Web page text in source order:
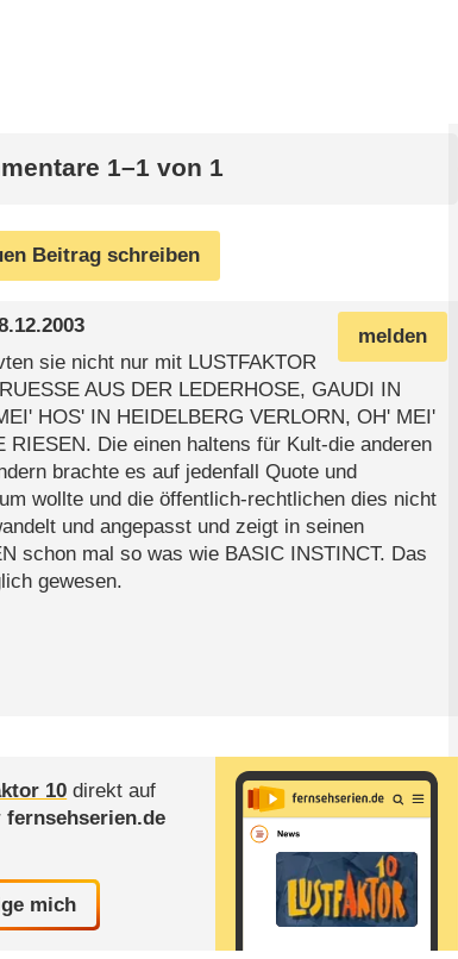
1–1 von 1
Beitrag schreiben
melden
sie nicht nur mit LUSTFAKTOR
AUS DER LEDERHOSE, GAUDI IN
HOS' IN HEIDELBERG VERLORN, OH' MEI'
RIESEN. Die einen haltens für Kult-die anderen
brachte es auf jedenfall Quote und
wollte und die öffentlich-rechtlichen dies nicht
und angepasst und zeigt in seinen
schon mal so was wie BASIC INSTINCT. Das
gewesen.
10 direkt auf
fernsehserien.de
mich